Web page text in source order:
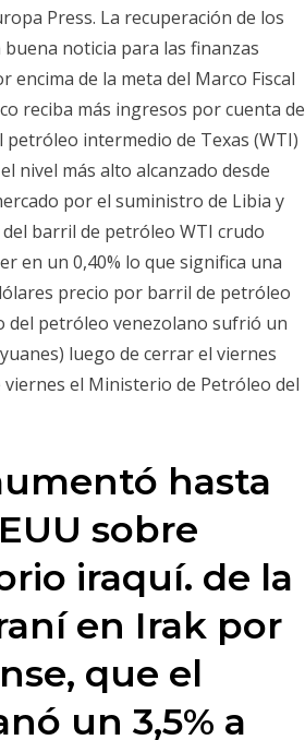
Press. La recuperación de los
noticia para las finanzas
de la meta del Marco Fiscal
reciba más ingresos por cuenta de
petróleo intermedio de Texas (WTI)
nivel más alto alcanzado desde
por el suministro de Libia y
barril de petróleo WTI crudo
en un 0,40% lo que significa una
precio por barril de petróleo
del petróleo venezolano sufrió un
luego de cerrar el viernes
el Ministerio de Petróleo del
hasta
sobre
iraquí. de la
en Irak por
que el
un 3,5% a